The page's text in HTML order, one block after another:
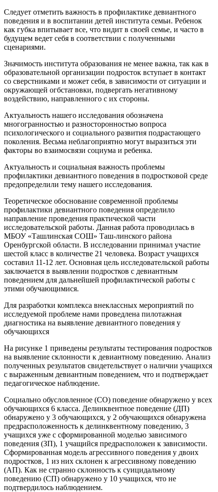
Следует отметить важность в профилактике девиантного
поведения и в воспитании детей института семьи. Ребенок
как губка впитывает все, что видит в своей семье, и часто в
будущем ведет себя в соответствии с полученными
сценариями.
Значимость института образования не менее важна, так как в
образовательной организации подросток вступает в контакт
со сверстниками и может себя, в зависимости от ситуации и
окружающей огбстановки, подвергать негативному
воздействию, направленного с их стороны.
Актуальность нашего исследования обозначена
многогранностью и разносторонностью вопроса
психологического и социального развития подрастающего
поколения. Весьма неблагоприятно могут выразиться эти
факторы во взаимосвязи социума и ребенка.
Актуальность и социальная важность проблемы
профилактики девиантного поведения в подростковой среде
предопределили тему нашего исследования.
Теоретическое обоснование современной проблемы
профилактики девиантного поведения определило
направление проведения практической части
исследовательской работы. Данная работа проводилась в
МБОУ «Ташлинская СОШ» Таш-линского района
Оренбургской области. В исследовании принимал участие
шестой класс в количестве 21 человека. Возраст учащихся
составил 11-12 лет. Основная цель исследовательской работы
заключается в выявлении подростков с девиантным
поведением для дальнейшей профилактической работы с
этими обучающимися.
Для разработки комплекса внеклассных мероприятий по
исследуемой проблеме нами проведлена пилотажная
диагностика на выявление девиантного поведения у
обучающихся
На рисунке 1 приведены результаты тестирования подростков
на выявление склонности к девиантному поведению. Анализ
полученных результатов свидетельствует о наличии учащихся
с выраженным девиантным поведением, что и подтверждает
педагогическое наблюдение.
Социально обусловленное (СО) поведение обнаружено у всех
обучающихся 6 класса. Делинквентное поведение (ДП)
обнаружено у 3 обучающихся, у 2 обучающихся обнаружена
предрасположенность к делинквентному поведению, 3
учащихся уже с сформированной моделью зависимого
поведения (ЗП), 1 учащийся предрасположен к зависимости.
Сформированная модель агрессивного поведения у двоих
подростков, 1 из них склонен к агрессивному поведению
(АП). Как не странно склонность к суицидальному
поведению (СП) обнаружено у 10 учащихся, что не
подтвердилось наблюдением.